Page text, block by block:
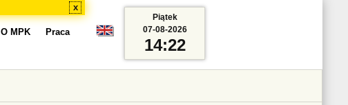
x
O MPK Praca
Piątek
07-08-2026
14:22